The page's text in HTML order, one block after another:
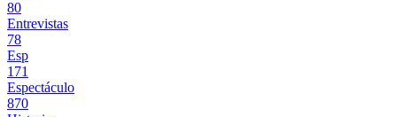
80
Entrevistas
78
Esp
171
Espectáculo
870